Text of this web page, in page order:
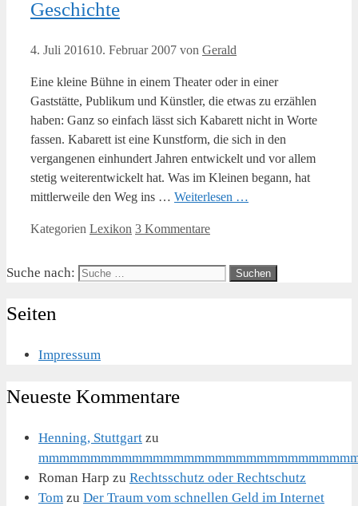
Geschichte
4. Juli 201610. Februar 2007 von Gerald
Eine kleine Bühne in einem Theater oder in einer
Gaststätte, Publikum und Künstler, die etwas zu erzählen
haben: Ganz so einfach lässt sich Kabarett nicht in Worte
fassen. Kabarett ist eine Kunstform, die sich in den
vergangenen einhundert Jahren entwickelt und vor allem
stetig weiterentwickelt hat. Was im Kleinen begann, hat
mittlerweile den Weg ins … Weiterlesen …
Kategorien Lexikon 3 Kommentare
Suche nach:
Seiten
Impressum
Neueste Kommentare
Henning, Stuttgart zu
Roman Harp zu Rechtsschutz oder Rechtschutz
Tom zu Der Traum vom schnellen Geld im Internet